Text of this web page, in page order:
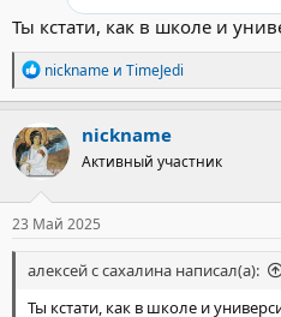
Ты кстати, как в школе и
Р
е
а
к
ц
и
и
:
nickname и TimeJedi
nickname
Активный участник
23 Май 2025
алексей с сахалина написал(а):
Ты кстати, как в школе и